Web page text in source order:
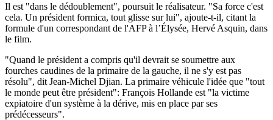
Il est "dans le dédoublement", poursuit le réalisateur. "Sa force c'est
cela. Un président formica, tout glisse sur lui", ajoute-t-il, citant la
formule d'un correspondant de l'AFP à l’Élysée, Hervé Asquin, dans
le film.
"Quand le président a compris qu'il devrait se soumettre aux
fourches caudines de la primaire de la gauche, il ne s'y est pas
résolu", dit Jean-Michel Djian. La primaire véhicule l'idée que "tout
le monde peut être président": François Hollande est "la victime
expiatoire d'un système à la dérive, mis en place par ses
prédécesseurs".